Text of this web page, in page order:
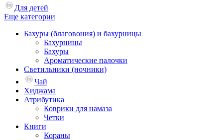
Для детей
Еще категории
Бахуры (благовония) и бахурницы
Бахурницы
Бахуры
Ароматические палочки
Светильники (ночники)
Чай
Хиджама
Атрибутика
Коврики для намаза
Четки
Книги
Кораны